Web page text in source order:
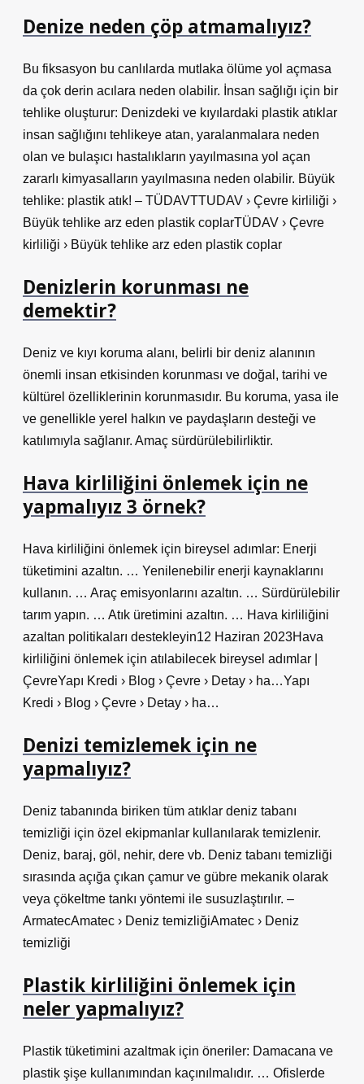
Denize neden çöp atmamalıyız?
Bu fiksasyon bu canlılarda mutlaka ölüme yol açmasa
da çok derin acılara neden olabilir. İnsan sağlığı için bir
tehlike oluşturur: Denizdeki ve kıyılardaki plastik atıklar
insan sağlığını tehlikeye atan, yaralanmalara neden
olan ve bulaşıcı hastalıkların yayılmasına yol açan
zararlı kimyasalların yayılmasına neden olabilir. Büyük
tehlike: plastik atık! – TÜDAVTTUDAV › Çevre kirliliği ›
Büyük tehlike arz eden plastik coplarTÜDAV › Çevre
kirliliği › Büyük tehlike arz eden plastik coplar
Denizlerin korunması ne
demektir?
Deniz ve kıyı koruma alanı, belirli bir deniz alanının
önemli insan etkisinden korunması ve doğal, tarihi ve
kültürel özelliklerinin korunmasıdır. Bu koruma, yasa ile
ve genellikle yerel halkın ve paydaşların desteği ve
katılımıyla sağlanır. Amaç sürdürülebilirliktir.
Hava kirliliğini önlemek için ne
yapmalıyız 3 örnek?
Hava kirliliğini önlemek için bireysel adımlar: Enerji
tüketimini azaltın. … Yenilenebilir enerji kaynaklarını
kullanın. … Araç emisyonlarını azaltın. … Sürdürülebilir
tarım yapın. … Atık üretimini azaltın. … Hava kirliliğini
azaltan politikaları destekleyin12 Haziran 2023Hava
kirliliğini önlemek için atılabilecek bireysel adımlar |
ÇevreYapı Kredi › Blog › Çevre › Detay › ha…Yapı
Kredi › Blog › Çevre › Detay › ha…
Denizi temizlemek için ne
yapmalıyız?
Deniz tabanında biriken tüm atıklar deniz tabanı
temizliği için özel ekipmanlar kullanılarak temizlenir.
Deniz, baraj, göl, nehir, dere vb. Deniz tabanı temizliği
sırasında açığa çıkan çamur ve gübre mekanik olarak
veya çökeltme tankı yöntemi ile susuzlaştırılır. –
ArmatecAmatec › Deniz temizliğiAmatec › Deniz
temizliği
Plastik kirliliğini önlemek için
neler yapmalıyız?
Plastik tüketimini azaltmak için öneriler: Damacana ve
plastik şişe kullanımından kaçınılmalıdır. … Ofislerde